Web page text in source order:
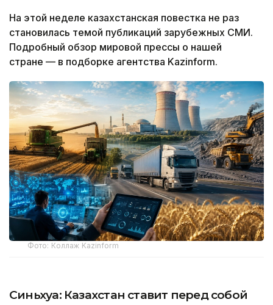
На этой неделе казахстанская повестка не раз
становилась темой публикаций зарубежных СМИ.
Подробный обзор мировой прессы о нашей
стране — в подборке агентства Kazinform.
Фото: Коллаж Kazinform
Синьхуа: Казахстан ставит перед собой